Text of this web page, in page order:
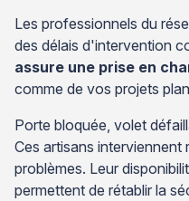
Les professionnels du
des délais d'intervention
assure une prise en
comme de vos projets
Porte bloquée, volet
Ces artisans
problèmes. Leur
permettent de rétablir la